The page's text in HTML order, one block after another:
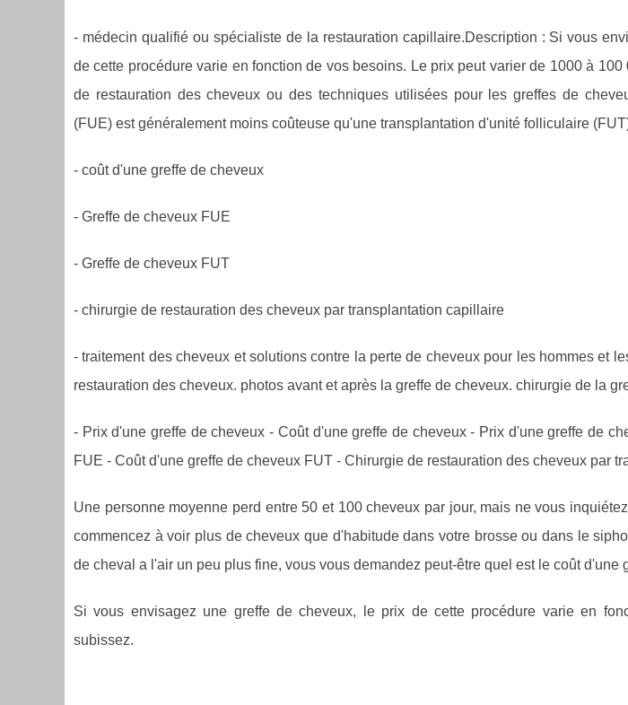
- médecin qualifié ou spécialiste de la restauration capillaire.Description : Si vous
de cette procédure varie en fonction de vos besoins. Le prix peut varier de 1000 à
de restauration des cheveux ou des techniques utilisées pour les greffes de
(FUE) est généralement moins coûteuse qu'une transplantation d'unité folliculaire
- coût d'une greffe de cheveux
- Greffe de cheveux FUE
- Greffe de cheveux FUT
- chirurgie de restauration des cheveux par transplantation capillaire
- traitement des cheveux et solutions contre la perte de cheveux pour les hommes et
restauration des cheveux. photos avant et après la greffe de cheveux. chirurgie de la
- Prix d'une greffe de cheveux - Coût d'une greffe de cheveux - Prix d'une greffe de
FUE - Coût d'une greffe de cheveux FUT - Chirurgie de restauration des cheveux par
Une personne moyenne perd entre 50 et 100 cheveux par jour, mais ne vous
commencez à voir plus de cheveux que d'habitude dans votre brosse ou dans le
de cheval a l'air un peu plus fine, vous vous demandez peut-être quel est le coût d'une
Si vous envisagez une greffe de cheveux, le prix de cette procédure varie en
subissez.